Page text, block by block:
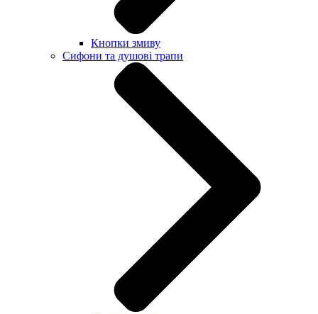
Кнопки змиву
Сифони та душові трапи